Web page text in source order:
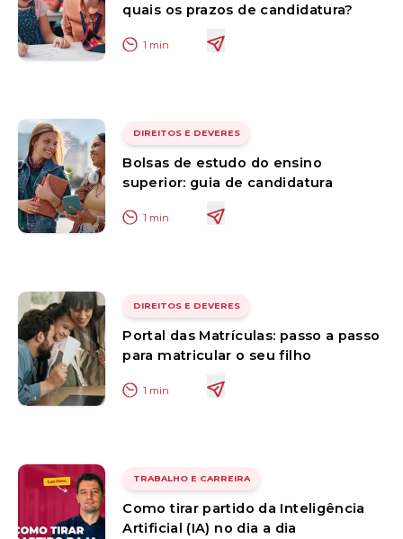
quais os prazos de candidatura?
1 min
DIREITOS E DEVERES
Bolsas de estudo do ensino
superior: guia de candidatura
1 min
DIREITOS E DEVERES
Portal das Matrículas: passo a passo
para matricular o seu filho
1 min
TRABALHO E CARREIRA
Como tirar partido da Inteligência
Artificial (IA) no dia a dia